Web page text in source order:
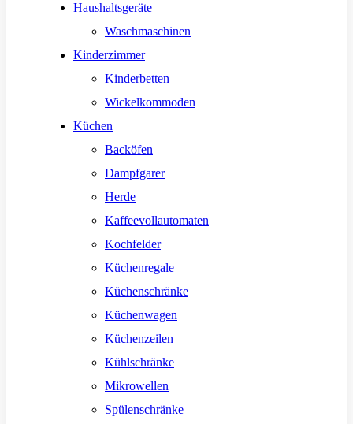
Haushaltsgeräte
Waschmaschinen
Kinderzimmer
Kinderbetten
Wickelkommoden
Küchen
Backöfen
Dampfgarer
Herde
Kaffeevollautomaten
Kochfelder
Küchenregale
Küchenschränke
Küchenwagen
Küchenzeilen
Kühlschränke
Mikrowellen
Spülenschränke